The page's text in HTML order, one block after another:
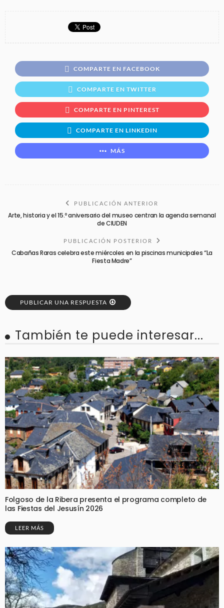
COMPARTE EN FACEBOOK
COMPARTE EN TWITTER
COMPARTE EN PINTEREST
COMPARTE EN LINKEDIN
MÁS
PUBLICACIÓN ANTERIOR
Arte, historia y el 15.º aniversario del museo centran la agenda semanal
de CIUDEN
PUBLICACIÓN POSTERIOR
Cabañas Raras celebra este miércoles en la piscinas municipales “La
Fiesta Madre”
PUBLICAR UNA RESPUESTA
También te puede interesar...
Folgoso de la Ribera presenta el programa completo de
las Fiestas del Jesusín 2026
LEER MÁS